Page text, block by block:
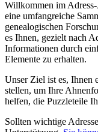
Willkommen im
eine umfangreiche
genealogischen
es Ihnen, gezielt nach
Informationen durch
Elemente zu erhalten.
Unser Ziel ist es, Ihnen
stellen, um Ihre
helfen, die Puzzleteile
Sollten wichtige